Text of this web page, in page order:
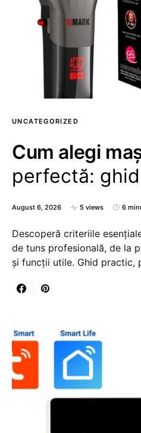
UNCATEGORIZED
Cum alegi
perfectă:
August 6, 2026 5 views 6
Descoperă criteriile
de tuns profesională, de la
și funcții utile. Ghid practic,